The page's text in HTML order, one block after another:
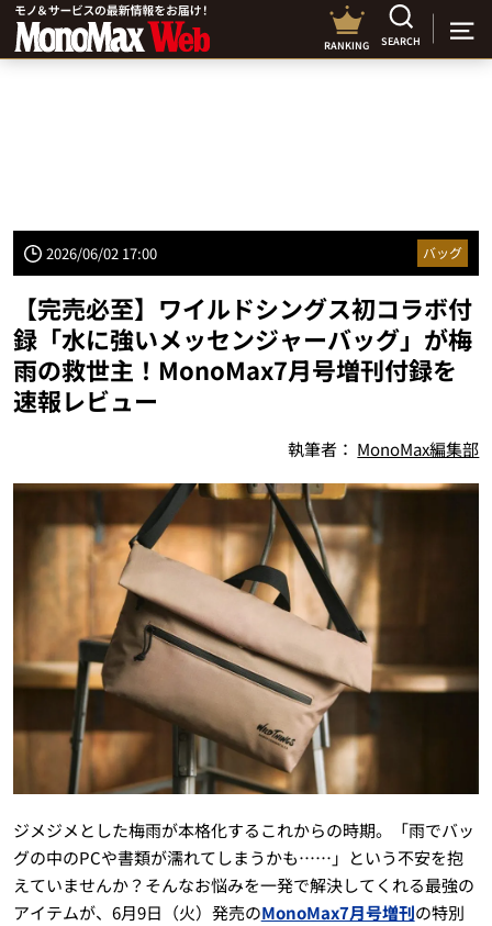
RANKING SEARCH
2026/06/02 17:00 バッグ
【完売必至】ワイルドシングス初コラボ付
録「水に強いメッセンジャーバッグ」が梅
雨の救世主！MonoMax7月号増刊付録を
速報レビュー
執筆者： MonoMax編集部
ジメジメとした梅雨が本格化するこれからの時期。「雨でバッ
グの中のPCや書類が濡れてしまうかも……」という不安を抱
えていませんか？そんなお悩みを一発で解決してくれる最強の
アイテムが、6月9日（火）発売のMonoMax7月号増刊の特別